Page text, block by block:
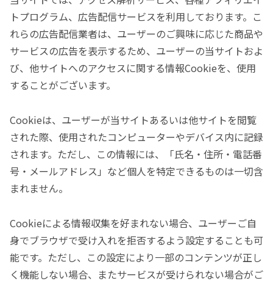
トプログラム、広告配信サービスを利用しております。こ
れらの広告配信業者は、ユーザーのご興味に応じた商品や
サービスの広告を表示するため、ユーザーの当サイトおよ
び、他サイトへのアクセスに関する情報Cookieを、使用
することがございます。
Cookieは、ユーザーが当サイトあるいは他サイトを閲覧
された際、使用されたコンピューターやデバイス内に記録
されます。ただし、この情報には、「氏名・住所・電話番
号・メールアドレス」など個人を特定できるものは一切含
まれません。
Cookieによる情報収集を好まれない場合、ユーザーご自
身でブラウザで受け入れを拒否するよう設定することも可
能です。ただし、この設定により一部のコンテンツが正し
く機能しない場合、またサービスが受けられない場合がご